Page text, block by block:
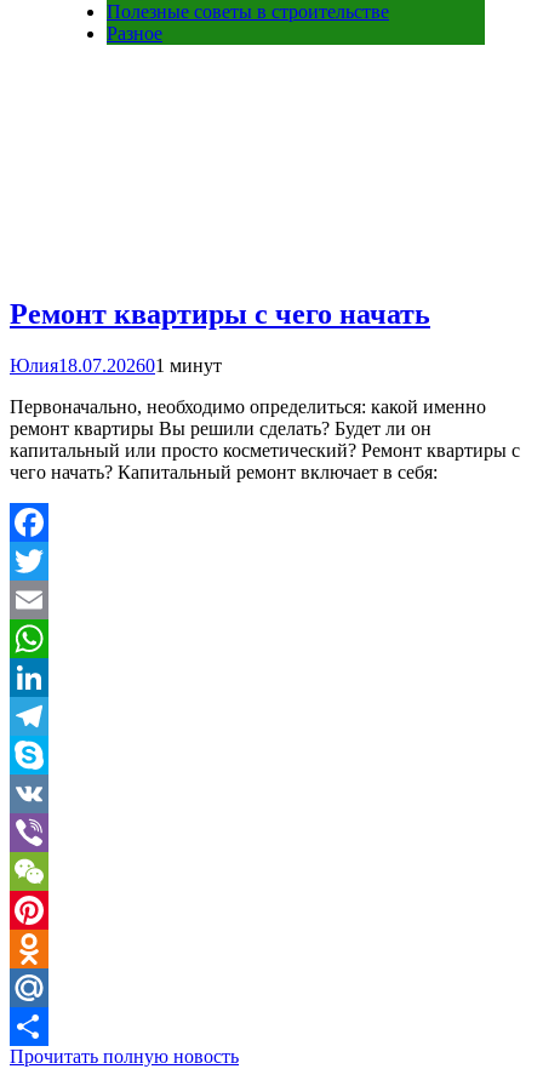
Полезные советы в строительстве
Разное
Ремонт квартиры с чего начать
Юлия18.07.202601 минут
Первоначально, необходимо определиться: какой именно
ремонт квартиры Вы решили сделать? Будет ли он
капитальный или просто косметический? Ремонт квартиры с
чего начать? Капитальный ремонт включает в себя:
Facebook
Twitter
Email
WhatsApp
LinkedIn
Telegram
Skype
VK
Viber
WeChat
Pinterest
Odnoklassniki
Mail.Ru
Отправить
Прочитать полную новость